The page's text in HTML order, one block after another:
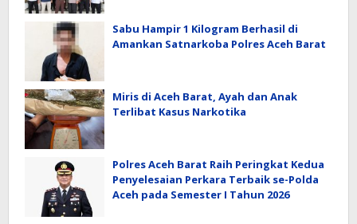
Sabu Hampir 1 Kilogram Berhasil di
Amankan Satnarkoba Polres Aceh Barat
Miris di Aceh Barat, Ayah dan Anak
Terlibat Kasus Narkotika
Polres Aceh Barat Raih Peringkat Kedua
Penyelesaian Perkara Terbaik se-Polda
Aceh pada Semester I Tahun 2026